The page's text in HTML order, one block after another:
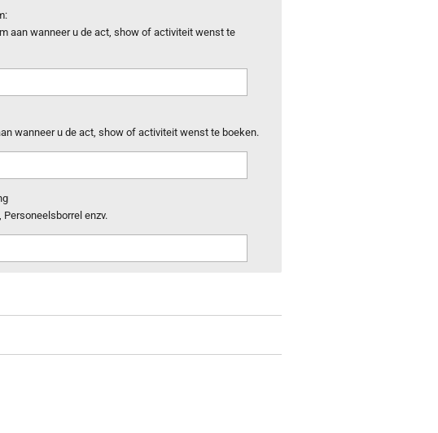
aan wanneer u de act, show of activiteit wenst te
wanneer u de act, show of activiteit wenst te boeken.
Personeelsborrel enzv.